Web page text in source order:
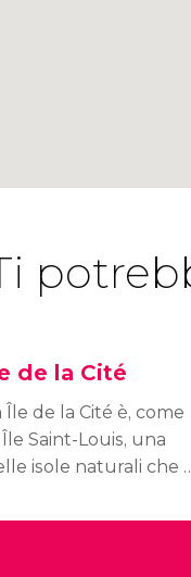
de la Cité
Île de la Cité è, come
Île Saint-Louis, una
isole naturali che
“L'Isola della